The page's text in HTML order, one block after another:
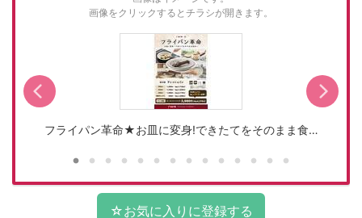
画像をクリックするとチラシが開きます。
フライパン革命★お皿に変身!できたてをそのまま食…